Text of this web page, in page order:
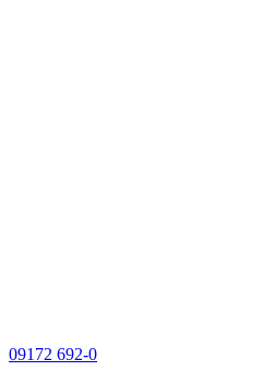
09172 692-0